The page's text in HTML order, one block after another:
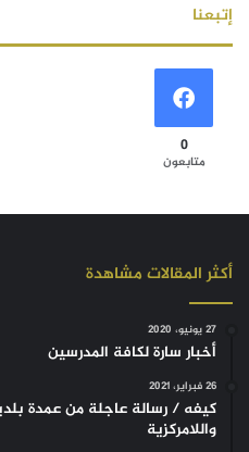
إتبعنا
0
متابعون
أكثر المقالات مشاهدة
27 يونيو، 2020
أخبار سارة لكافة المدرسين
26 فبراير، 2021
كيفه / رسالة عاجلة من عمدة
واللامركزية